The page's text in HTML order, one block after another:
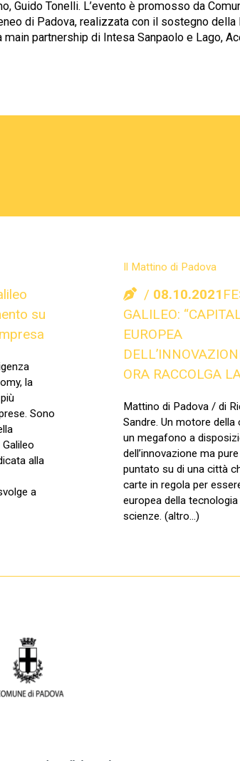
Guido Tonelli. L’evento è promosso da
di Padova, realizzata con il sostegno della
main partnership di Intesa Sanpaolo e Lago,
su
la
Sono
alla
a
Il Mattino di Padova
08.10.2021
GALILEO:
EUROPEA
ORA RACCOLGA
Mattino di Padova / di
Sandre. Un motore
un megafono a
dell’innovazione ma
puntato su di una città
carte in regola per
europea della tecnologia
scienze. (altro…)